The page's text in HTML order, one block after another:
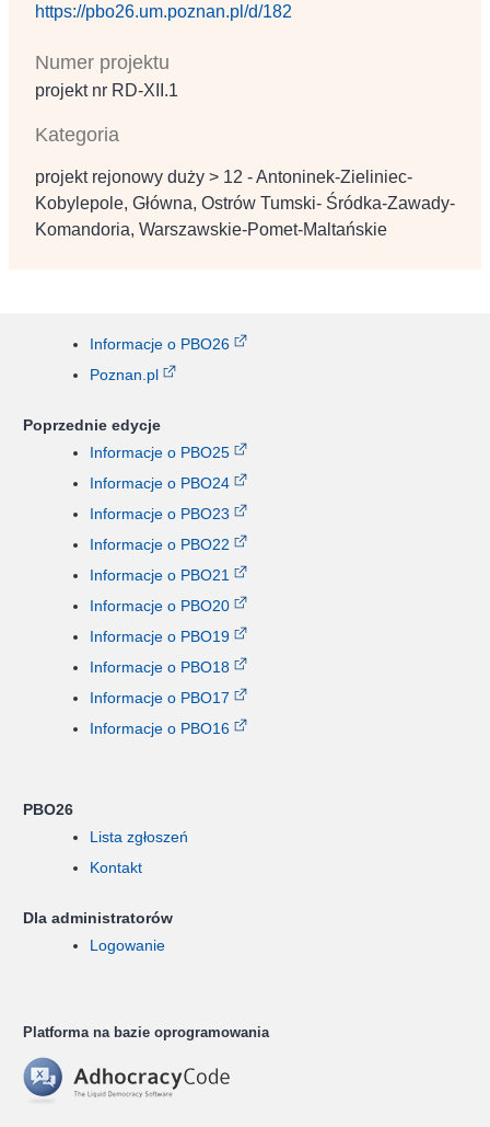
https://pbo26.um.poznan.pl/d/182
Numer projektu
projekt nr RD‐XII.1
Kategoria
projekt rejonowy duży > 12 - Antoninek-Zieliniec-
Kobylepole, Główna, Ostrów Tumski- Śródka-Zawady-
Komandoria, Warszawskie-Pomet-Maltańskie
Informacje o PBO26
Poznan.pl
Poprzednie edycje
Informacje o PBO25
Informacje o PBO24
Informacje o PBO23
Informacje o PBO22
Informacje o PBO21
Informacje o PBO20
Informacje o PBO19
Informacje o PBO18
Informacje o PBO17
Informacje o PBO16
PBO26
Lista zgłoszeń
Kontakt
Dla administratorów
Logowanie
Platforma na bazie oprogramowania